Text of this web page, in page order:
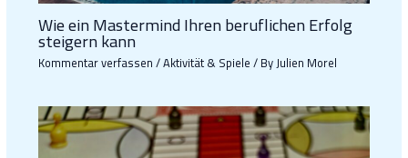
Wie ein Mastermind Ihren beruflichen Erfolg
steigern kann
Kommentar verfassen/Aktivität & Spiele/ ByJulien Morel